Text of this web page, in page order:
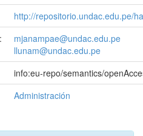
http://repositorio.undac.edu.pe/
mjanampae@undac.edu.pe
llunam@undac.edu.pe
info:eu-repo/semantics/
Administración